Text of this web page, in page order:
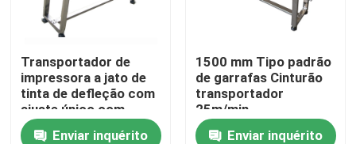
Para casa
Produtos
Transportador de
impressora a jato de
tinta de defleção com
ajuste único com
velocidade estável
Enviar inquérito
1500 mm Tipo padrão
de garrafas Cinturão
transportador
25m/min
Enviar inquérito